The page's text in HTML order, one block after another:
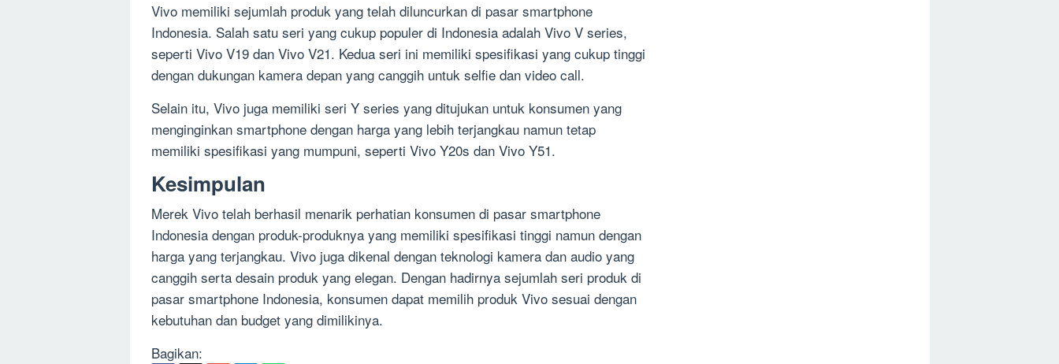
Vivo memiliki sejumlah produk yang telah diluncurkan di pasar smartphone
Indonesia. Salah satu seri yang cukup populer di Indonesia adalah Vivo V series,
seperti Vivo V19 dan Vivo V21. Kedua seri ini memiliki spesifikasi yang cukup tinggi
dengan dukungan kamera depan yang canggih untuk selfie dan video call.
Selain itu, Vivo juga memiliki seri Y series yang ditujukan untuk konsumen yang
menginginkan smartphone dengan harga yang lebih terjangkau namun tetap
memiliki spesifikasi yang mumpuni, seperti Vivo Y20s dan Vivo Y51.
Kesimpulan
Merek Vivo telah berhasil menarik perhatian konsumen di pasar smartphone
Indonesia dengan produk-produknya yang memiliki spesifikasi tinggi namun dengan
harga yang terjangkau. Vivo juga dikenal dengan teknologi kamera dan audio yang
canggih serta desain produk yang elegan. Dengan hadirnya sejumlah seri produk di
pasar smartphone Indonesia, konsumen dapat memilih produk Vivo sesuai dengan
kebutuhan dan budget yang dimilikinya.
Bagikan: